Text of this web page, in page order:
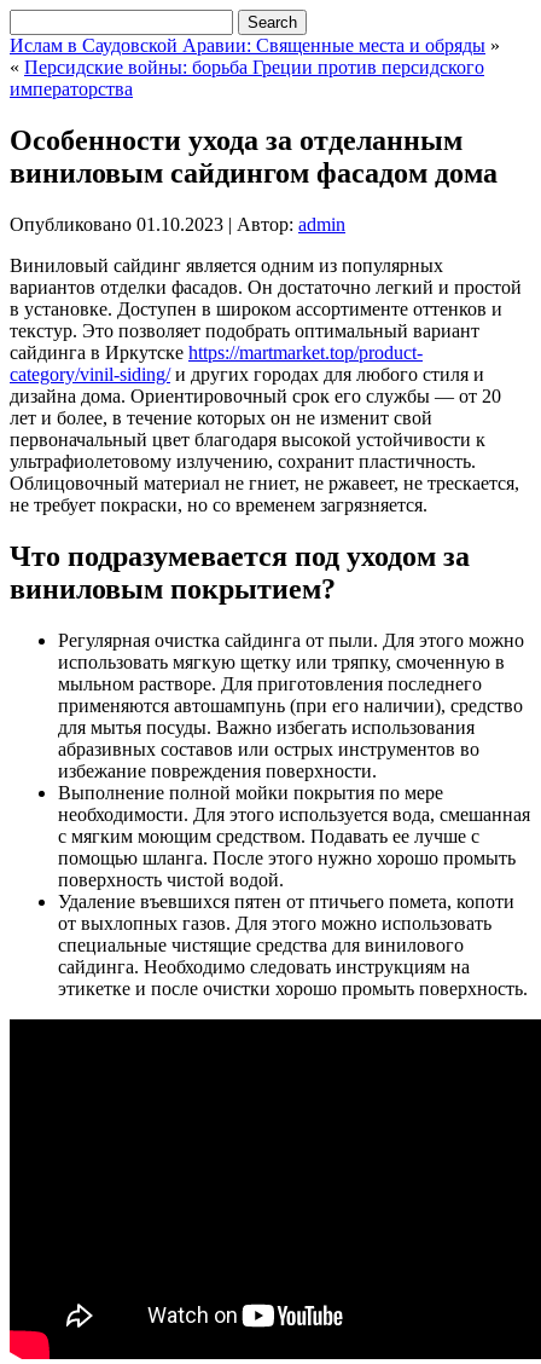
Ислам в Саудовской Аравии: Священные места и обряды »
« Персидские войны: борьба Греции против персидского
императорства
Особенности ухода за отделанным
виниловым сайдингом фасадом дома
Опубликовано 01.10.2023 | Автор: admin
Виниловый сайдинг является одним из популярных
вариантов отделки фасадов. Он достаточно легкий и простой
в установке. Доступен в широком ассортименте оттенков и
текстур. Это позволяет подобрать оптимальный вариант
сайдинга в Иркутске https://martmarket.top/product-
category/vinil-siding/и других городах для любого стиля и
дизайна дома. Ориентировочный срок его службы — от 20
лет и более, в течение которых он не изменит свой
первоначальный цвет благодаря высокой устойчивости к
ультрафиолетовому излучению, сохранит пластичность.
Облицовочный материал не гниет, не ржавеет, не трескается,
не требует покраски, но со временем загрязняется.
Что подразумевается под уходом за
виниловым покрытием?
Регулярная очистка сайдинга от пыли. Для этого можно
использовать мягкую щетку или тряпку, смоченную в
мыльном растворе. Для приготовления последнего
применяются автошампунь (при его наличии), средство
для мытья посуды. Важно избегать использования
абразивных составов или острых инструментов во
избежание повреждения поверхности.
Выполнение полной мойки покрытия по мере
необходимости. Для этого используется вода, смешанная
с мягким моющим средством. Подавать ее лучше с
помощью шланга. После этого нужно хорошо промыть
поверхность чистой водой.
Удаление въевшихся пятен от птичьего помета, копоти
от выхлопных газов. Для этого можно использовать
специальные чистящие средства для винилового
сайдинга. Необходимо следовать инструкциям на
этикетке и после очистки хорошо промыть поверхность.